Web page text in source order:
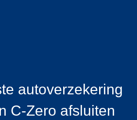
autoverzekering
C-Zero afsluiten